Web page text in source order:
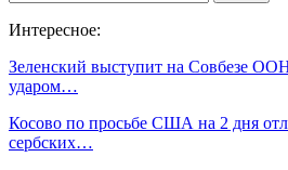
Интересное:
Зеленский выступит на Совбезе
ударом…
Косово по просьбе США на 2 дня
сербских…